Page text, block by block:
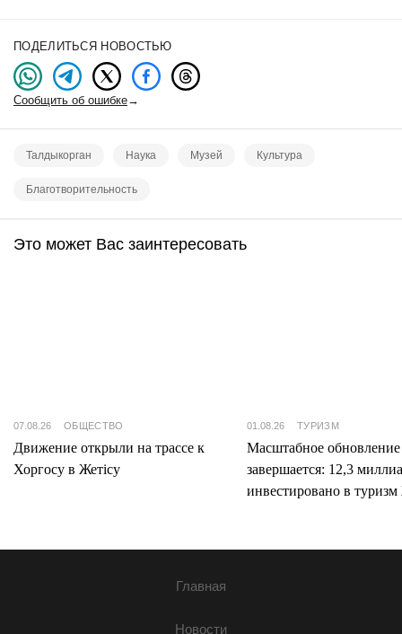
ПОДЕЛИТЬСЯ НОВОСТЬЮ
Сообщить об ошибке→
Талдыкорган Наука Музей Культура
Благотворительность
Это может Вас заинтересовать
07.08.26 ОБЩЕСТВО
Движение открыли на трассе к
Хоргосу в Жетісу
01.08.26 ТУРИЗМ
Масштабное
завершается: 12,3
инвестировано в туризм
Главная
Новости